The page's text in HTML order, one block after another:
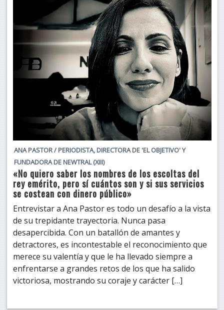
ANA PASTOR / PERIODISTA, DIRECTORA DE 'EL OBJETIVO' Y
FUNDADORA DE NEWTRAL (XIII)
«No quiero saber los nombres de los escoltas del
rey emérito, pero sí cuántos son y si sus servicios
se costean con dinero público»
Entrevistar a Ana Pastor es todo un desafío a la vista
de su trepidante trayectoria. Nunca pasa
desapercibida. Con un batallón de amantes y
detractores, es incontestable el reconocimiento que
merece su valentía y que le ha llevado siempre a
enfrentarse a grandes retos de los que ha salido
victoriosa, mostrando su coraje y carácter […]